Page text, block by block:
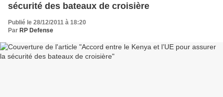
sécurité des bateaux de croisière
Publié le 28/12/2011 à 18:20
Par RP Defense